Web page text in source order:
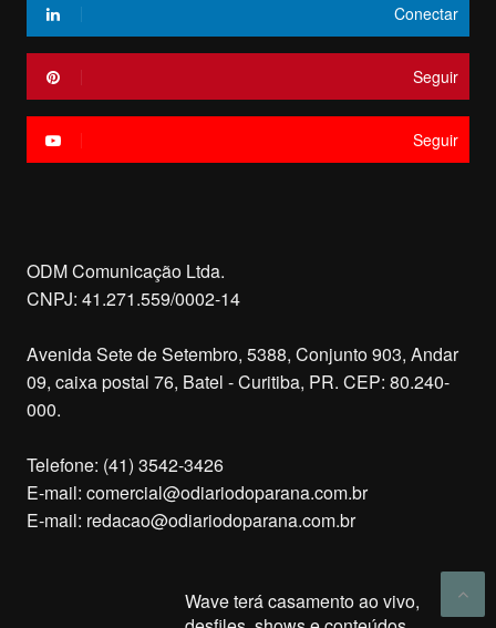
Conectar
Seguir
Seguir
ODM Comunicação Ltda.
CNPJ: 41.271.559/0002-14
Avenida Sete de Setembro, 5388, Conjunto 903, Andar
09, caixa postal 76, Batel - Curitiba, PR. CEP: 80.240-
000.
Telefone: (41) 3542-3426
E-mail: comercial@odiariodoparana.com.br
E-mail: redacao@odiariodoparana.com.br
Wave terá casamento ao vivo,